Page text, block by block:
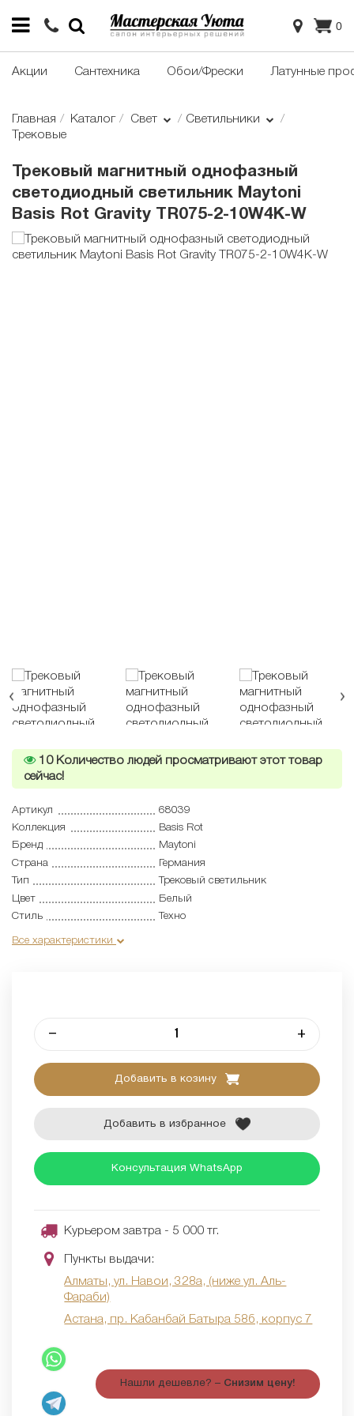
0
Акции Сантехника Обои/Фрески Латунные
Главная Каталог Свет
Светильники
Трековые
Трековый магнитный однофазный
светодиодный светильник Maytoni
Basis Rot Gravity TR075-2-10W4K-W
10Количество людей просматривают этот товар
сейчас!
Артикул
68039
Коллекция
Basis Rot
Бренд
Maytoni
Страна
Германия
Тип
Трековый светильник
Цвет
Белый
Стиль
Техно
Все характеристики
– +
Добавить в козину
Добавить в избранное
Консультация WhatsApp
Курьером завтра - 5 000 тг.
Пункты выдачи:
Алматы, ул. Навои, 328а, (ниже ул. Аль-
Фараби)
Астана, пр. Кабанбай Батыра 58б, корпус 7
Нашли дешевле? – Снизим цену!